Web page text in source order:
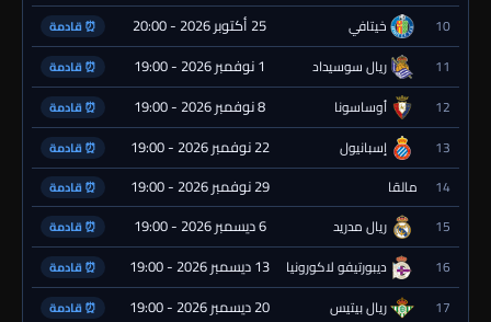
10 خيتافي 25 أكتوبر 2026 - 20:00 ⏰ قادمة
11 ريال سوسيداد 1 نوفمبر 2026 - 19:00 ⏰ قادمة
12 أوساسونا 8 نوفمبر 2026 - 19:00 ⏰ قادمة
13 إسبانيول 22 نوفمبر 2026 - 19:00 ⏰ قادمة
14 مالقا 29 نوفمبر 2026 - 19:00 ⏰ قادمة
15 ريال مدريد 6 ديسمبر 2026 - 19:00 ⏰ قادمة
16 ديبورتيفو لاكورونيا 13 ديسمبر 2026 - 19:00 ⏰ قادمة
17 ريال بيتيس 20 ديسمبر 2026 - 19:00 ⏰ قادمة